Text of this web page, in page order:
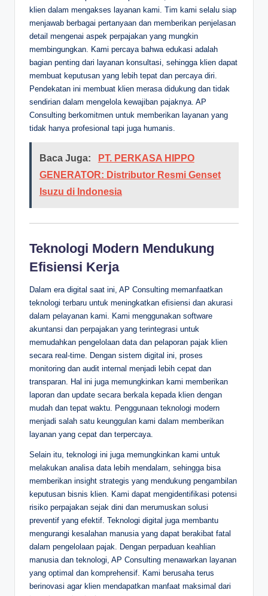
klien dalam mengakses layanan kami. Tim kami selalu siap
menjawab berbagai pertanyaan dan memberikan penjelasan
detail mengenai aspek perpajakan yang mungkin
membingungkan. Kami percaya bahwa edukasi adalah
bagian penting dari layanan konsultasi, sehingga klien dapat
membuat keputusan yang lebih tepat dan percaya diri.
Pendekatan ini membuat klien merasa didukung dan tidak
sendirian dalam mengelola kewajiban pajaknya. AP
Consulting berkomitmen untuk memberikan layanan yang
tidak hanya profesional tapi juga humanis.
Baca Juga:
PT. PERKASA HIPPO
GENERATOR: Distributor Resmi Genset
Isuzu di Indonesia
Teknologi Modern Mendukung
Efisiensi Kerja
Dalam era digital saat ini, AP Consulting memanfaatkan
teknologi terbaru untuk meningkatkan efisiensi dan akurasi
dalam pelayanan kami. Kami menggunakan software
akuntansi dan perpajakan yang terintegrasi untuk
memudahkan pengelolaan data dan pelaporan pajak klien
secara real-time. Dengan sistem digital ini, proses
monitoring dan audit internal menjadi lebih cepat dan
transparan. Hal ini juga memungkinkan kami memberikan
laporan dan update secara berkala kepada klien dengan
mudah dan tepat waktu. Penggunaan teknologi modern
menjadi salah satu keunggulan kami dalam memberikan
layanan yang cepat dan terpercaya.
Selain itu, teknologi ini juga memungkinkan kami untuk
melakukan analisa data lebih mendalam, sehingga bisa
memberikan insight strategis yang mendukung pengambilan
keputusan bisnis klien. Kami dapat mengidentifikasi potensi
risiko perpajakan sejak dini dan merumuskan solusi
preventif yang efektif. Teknologi digital juga membantu
mengurangi kesalahan manusia yang dapat berakibat fatal
dalam pengelolaan pajak. Dengan perpaduan keahlian
manusia dan teknologi, AP Consulting menawarkan layanan
yang optimal dan komprehensif. Kami berusaha terus
berinovasi agar klien mendapatkan manfaat maksimal dari